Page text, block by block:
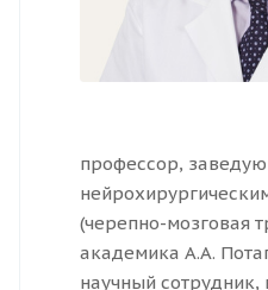
профессор,
(черепно-мозговая
академика А.А.
научный